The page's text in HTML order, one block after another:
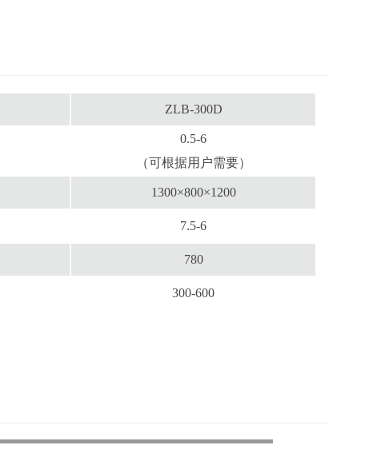
ZLB-300D
0.5-6
（可根据用户需要）
1300×800×1200
7.5-6
780
300-600